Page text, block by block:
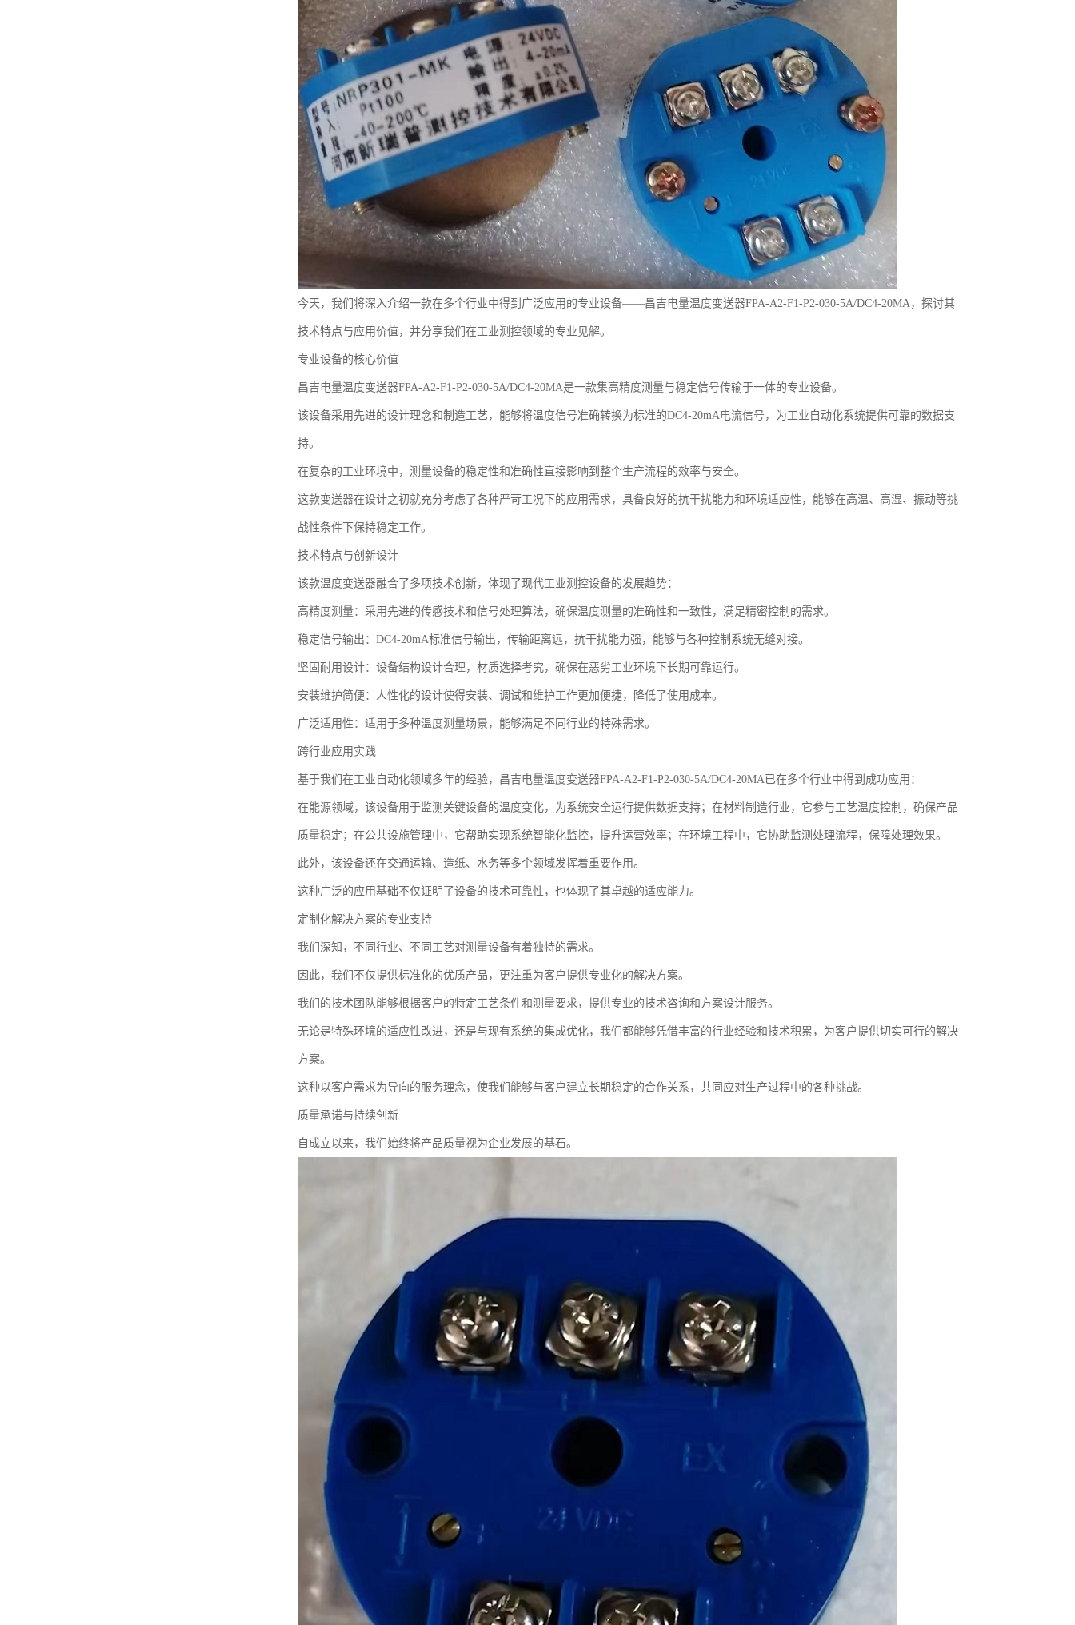
今天，我们将深入介绍一款在多个行业中得到广泛应用的专业设备——昌吉电量温度变送器FPA-A2-F1-P2-030-5A/DC4-20MA，探讨其
技术特点与应用价值，并分享我们在工业测控领域的专业见解。
专业设备的核心价值
昌吉电量温度变送器FPA-A2-F1-P2-030-5A/DC4-20MA是一款集高精度测量与稳定信号传输于一体的专业设备。
该设备采用先进的设计理念和制造工艺，能够将温度信号准确转换为标准的DC4-20mA电流信号，为工业自动化系统提供可靠的数据支
持。
在复杂的工业环境中，测量设备的稳定性和准确性直接影响到整个生产流程的效率与安全。
这款变送器在设计之初就充分考虑了各种严苛工况下的应用需求，具备良好的抗干扰能力和环境适应性，能够在高温、高湿、振动等挑
战性条件下保持稳定工作。
技术特点与创新设计
该款温度变送器融合了多项技术创新，体现了现代工业测控设备的发展趋势：
高精度测量：采用先进的传感技术和信号处理算法，确保温度测量的准确性和一致性，满足精密控制的需求。
稳定信号输出：DC4-20mA标准信号输出，传输距离远，抗干扰能力强，能够与各种控制系统无缝对接。
坚固耐用设计：设备结构设计合理，材质选择考究，确保在恶劣工业环境下长期可靠运行。
安装维护简便：人性化的设计使得安装、调试和维护工作更加便捷，降低了使用成本。
广泛适用性：适用于多种温度测量场景，能够满足不同行业的特殊需求。
跨行业应用实践
基于我们在工业自动化领域多年的经验，昌吉电量温度变送器FPA-A2-F1-P2-030-5A/DC4-20MA已在多个行业中得到成功应用：
在能源领域，该设备用于监测关键设备的温度变化，为系统安全运行提供数据支持；在材料制造行业，它参与工艺温度控制，确保产品
质量稳定；在公共设施管理中，它帮助实现系统智能化监控，提升运营效率；在环境工程中，它协助监测处理流程，保障处理效果。
此外，该设备还在交通运输、造纸、水务等多个领域发挥着重要作用。
这种广泛的应用基础不仅证明了设备的技术可靠性，也体现了其卓越的适应能力。
定制化解决方案的专业支持
我们深知，不同行业、不同工艺对测量设备有着独特的需求。
因此，我们不仅提供标准化的优质产品，更注重为客户提供专业化的解决方案。
我们的技术团队能够根据客户的特定工艺条件和测量要求，提供专业的技术咨询和方案设计服务。
无论是特殊环境的适应性改进，还是与现有系统的集成优化，我们都能够凭借丰富的行业经验和技术积累，为客户提供切实可行的解决
方案。
这种以客户需求为导向的服务理念，使我们能够与客户建立长期稳定的合作关系，共同应对生产过程中的各种挑战。
质量承诺与持续创新
自成立以来，我们始终将产品质量视为企业发展的基石。